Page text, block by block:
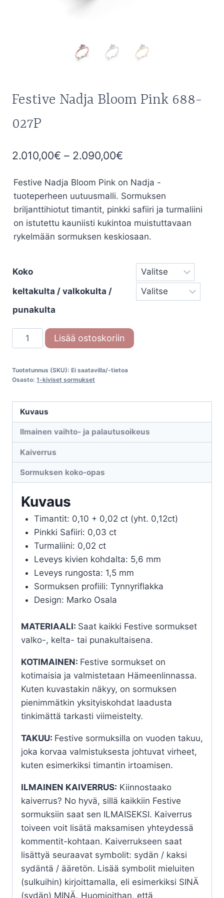
Festive Nadja Bloom Pink 688-
027P
2.010,00€ – 2.090,00€
-
2.090,00€
Festive Nadja Bloom Pink on Nadja -
tuoteperheen uutuusmalli. Sormuksen
briljanttihiotut timantit, pinkki safiiri ja turmaliini
on istutettu kauniisti kukintoa muistuttavaan
rykelmään sormuksen keskiosaan.
Koko
keltakulta / valkokulta /
punakulta
Festive
Nadja
Pink
027P
määrä
Lisää ostoskoriin
Tuotetunnus (SKU): Ei saatavilla/-tietoa
Osasto: 1-kiviset sormukset
Kuvaus
Ilmainen vaihto- ja palautusoikeus
Kaiverrus
Sormuksen koko-opas
Kuvaus
Timantit: 0,10 + 0,02 ct (yht. 0,12ct)
Pinkki Safiiri: 0,03 ct
Turmaliini: 0,02 ct
Leveys kivien kohdalta: 5,6 mm
Leveys rungosta: 1,5 mm
Sormuksen profiili: Tynnyriflakka
Design: Marko Osala
MATERIAALI: Saat kaikki Festive sormukset
valko-, kelta- tai punakultaisena.
KOTIMAINEN: Festive sormukset on
kotimaisia ja valmistetaan Hämeenlinnassa.
Kuten kuvastakin näkyy, on sormuksen
pienimmätkin yksityiskohdat laadusta
tinkimättä tarkasti viimeistelty.
TAKUU: Festive sormuksilla on vuoden takuu,
joka korvaa valmistuksesta johtuvat virheet,
kuten esimerkiksi timantin irtoamisen.
ILMAINEN KAIVERRUS: Kiinnostaako
kaiverrus? No hyvä, sillä kaikkiin Festive
sormuksiin saat sen ILMAISEKSI. Kaiverrus
toiveen voit lisätä maksamisen yhteydessä
kommentit-kohtaan. Kaiverrukseen saat
lisättyä seuraavat symbolit: sydän / kaksi
sydäntä / ääretön. Lisää symbolit mieluiten
(sulkuihin) kirjoittamalla, eli esimerkiksi SINÄ
(sydän) MINÄ. Huomioithan, että